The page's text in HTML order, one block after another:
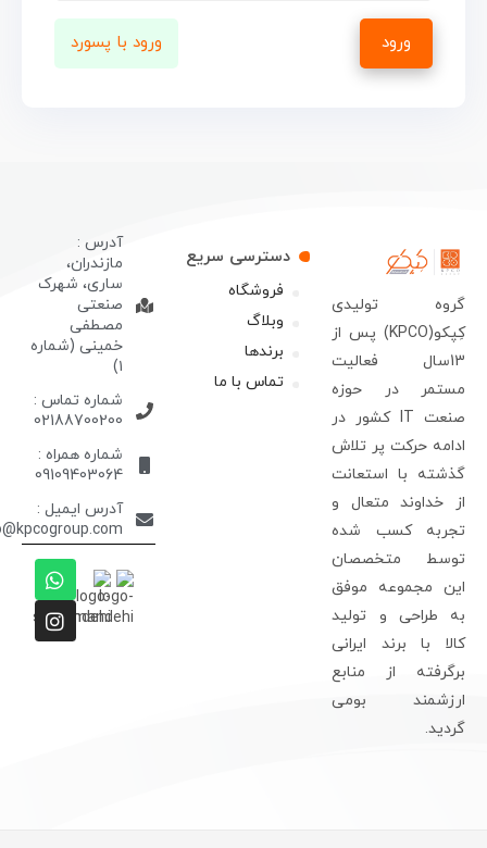
ورود ورود با پسورد
تولیدی
کِپکو(KPCO) پس از
13سال فعالیت
در حوزه
صنعت IT کشور در
حرکت پر تلاش
با استعانت
خداوند متعال و
کسب شده
متخصصان
مجموعه موفق
طراحی و تولید
با برند ایرانی
از منابع
بومی
دسترسی سریع
فروشگاه
وبلاگ
برندها
تماس با ما
آدرس :
مازندران،
ساری، شهرک
صنعتی
مصطفی
خمینی (شماره
شماره تماس :
02188700200
شماره همراه :
09109403064
آدرس ایمیل :
info@kpcogroup.com